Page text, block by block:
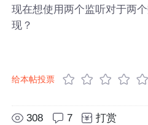
现在想使用两个监听对于两
现？
给本帖投票
308 7 打赏